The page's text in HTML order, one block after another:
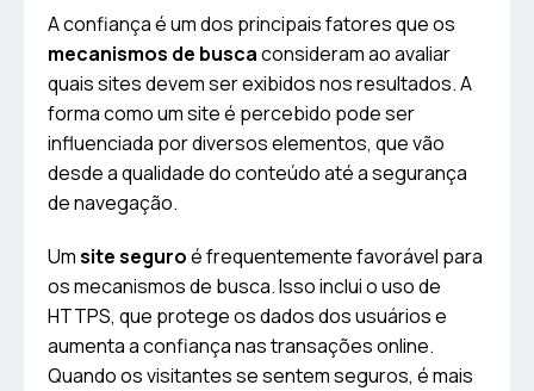
A confiança é um dos principais fatores que os
mecanismos de buscaconsideram ao avaliar
quais sites devem ser exibidos nos resultados. A
forma como um site é percebido pode ser
influenciada por diversos elementos, que vão
desde a qualidade do conteúdo até a segurança
de navegação.
Umsite seguroé frequentemente favorável para
os mecanismos de busca. Isso inclui o uso de
HTTPS, que protege os dados dos usuários e
aumenta a confiança nas transações online.
Quando os visitantes se sentem seguros, é mais